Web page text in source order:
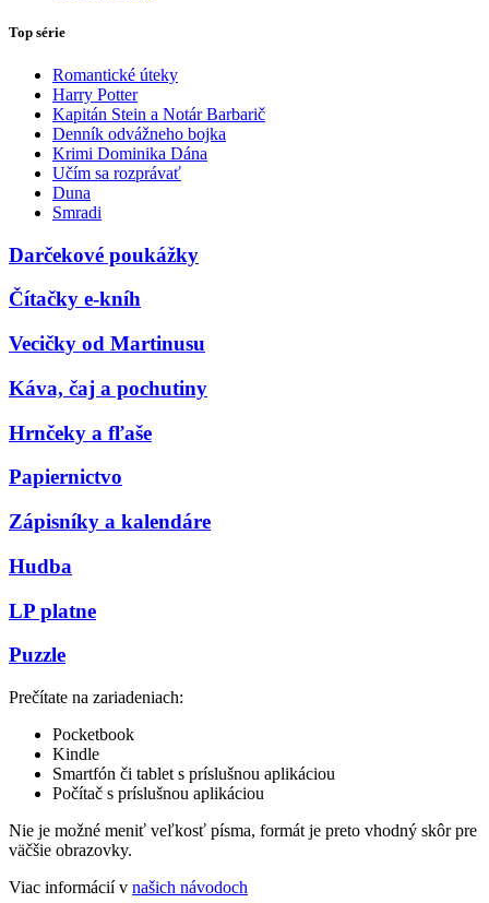
Top série
Romantické úteky
Harry Potter
Kapitán Stein a Notár Barbarič
Denník odvážneho bojka
Krimi Dominika Dána
Učím sa rozprávať
Duna
Smradi
Darčekové poukážky
Čítačky e-kníh
Vecičky od Martinusu
Káva, čaj a pochutiny
Hrnčeky a fľaše
Papiernictvo
Zápisníky a kalendáre
Hudba
LP platne
Puzzle
Prečítate na zariadeniach:
Pocketbook
Kindle
Smartfón či tablet s príslušnou aplikáciou
Počítač s príslušnou aplikáciou
Nie je možné meniť veľkosť písma, formát je preto vhodný skôr pre
väčšie obrazovky.
Viac informácií v našich návodoch